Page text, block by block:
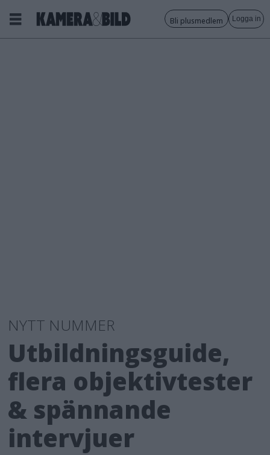
Bli plusmedlem Logga in
NYTT NUMMER
Utbildningsguide,
flera objektivtester
& spännande
intervjuer